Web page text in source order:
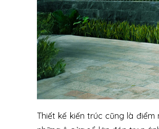
Thiết kế kiến trúc cũng là